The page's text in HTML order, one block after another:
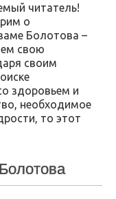
читатель!
о
Болотова –
свою
своим
здоровьем и
необходимое
то этот